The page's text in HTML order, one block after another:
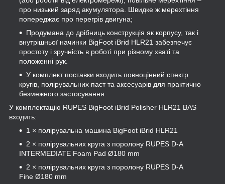
про низький заряд акумулятора. Швидке ж мерехтіння
попереджає про перегрів двигуна;
Продумана до дрібниць конструкція як корпусу, так і
внутрішньої начинки BigFoot iBrid HLR21 забезпечує
простоту і зручність в роботі при різному хваті та
положенні рук.
У комплект поставки входить повноцінний спектр
кругів, полірувальних паст та аксесуарів для практично
безмежного застосування.
У комплектацію RUPES BigFoot iBrid Polisher HLR21 BAS
входить:
1 × полірувальна машина BigFoot iBrid HLR21
2 × полірувальних круга з поролону RUPES D-A
INTERMEDIATE Foam Pad Ø180 mm
2 × полірувальних круга з поролону RUPES D-A
Fine Ø180 mm